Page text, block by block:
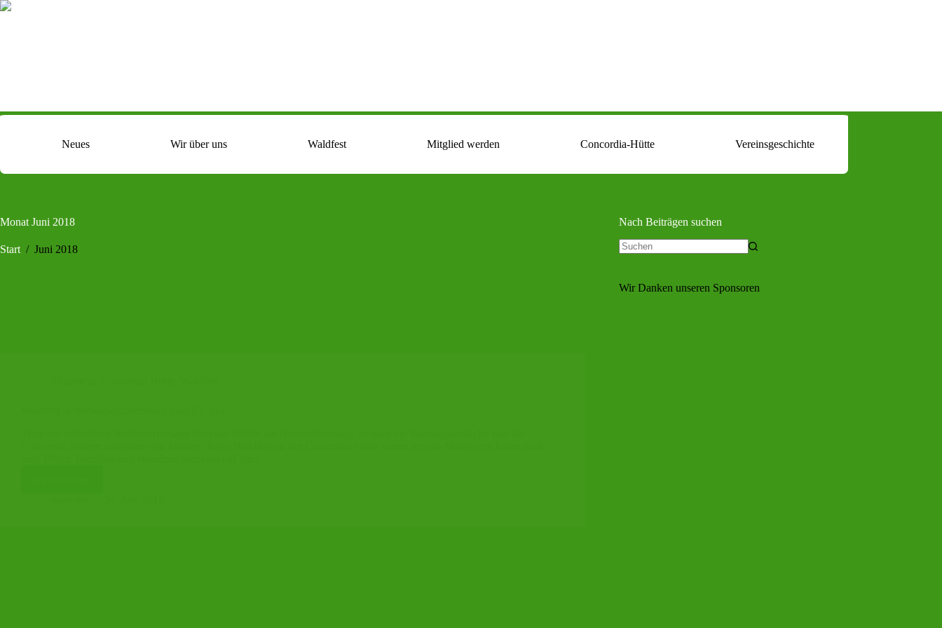
Zum
Neues Wir über uns Waldfest Mitglied werden Concordia-Hütte Vereinsgeschichte
Monat Juni 2018
Start / Juni 2018
Nach Beiträgen suchen
Wir Danken unseren Sponsoren